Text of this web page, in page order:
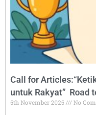
Call for
untuk Rakyat” Road
5th November 2025 No